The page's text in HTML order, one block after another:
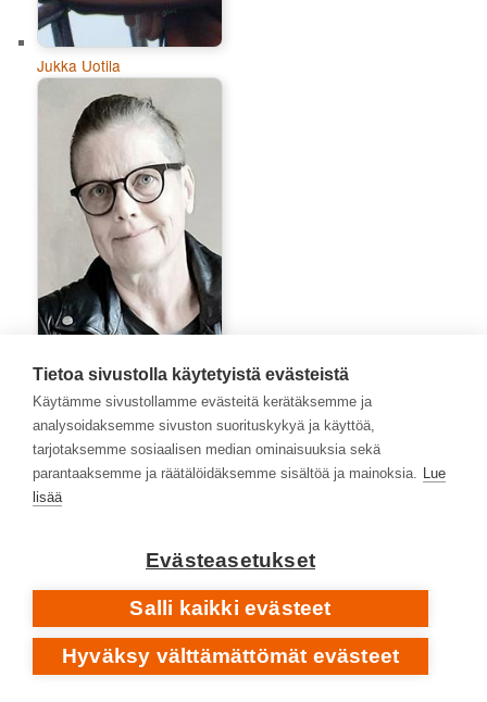
Jukka Uotila
Lisen Ede
Marko Niemelä
Tietoa sivustolla käytetyistä evästeistä
Käytämme sivustollamme evästeitä kerätäksemme ja
analysoidaksemme sivuston suorituskykyä ja käyttöä,
tarjotaksemme sosiaalisen median ominaisuuksia sekä
parantaaksemme ja räätälöidäksemme sisältöä ja mainoksia. Lue
lisää
Evästeasetukset
Salli kaikki evästeet
Hyväksy välttämättömät evästeet